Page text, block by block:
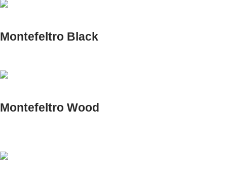
Montefeltro Black
Montefeltro Wood